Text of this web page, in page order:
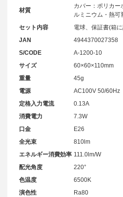
材質
カバー：ポリカー
ルミニウム・熱可
セット内容
電球、保証書(箱
JAN
4944370027358
S/CODE
A-1200-10
サイズ
60×60×110mm
重量
45g
電源
AC100V 50/60Hz
定格入力電流
0.13A
消費電力
7.3W
口金
E26
全光束
810lm
エネルギー消費効率 111.0lm/W
配光角度
220°
色温度
6500K
演色性
Ra80